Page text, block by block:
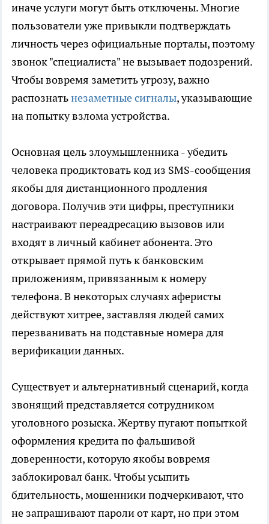
иначе услуги могут быть отключены. Многие
пользователи уже привыкли подтверждать
личность через официальные порталы, поэтому
звонок "специалиста" не вызывает подозрений.
Чтобы вовремя заметить угрозу, важно
распознатьнезаметные сигналы, указывающие
на попытку взлома устройства.
Основная цель злоумышленника - убедить
человека продиктовать код из SMS-сообщения
якобы для дистанционного продления
договора. Получив эти цифры, преступники
настраивают переадресацию вызовов или
входят в личный кабинет абонента. Это
открывает прямой путь к банковским
приложениям, привязанным к номеру
телефона. В некоторых случаях аферисты
действуют хитрее, заставляя людей самих
перезванивать на подставные номера для
верификации данных.
Существует и альтернативный сценарий, когда
звонящий представляется сотрудником
уголовного розыска. Жертву пугают попыткой
оформления кредита по фальшивой
доверенности, которую якобы вовремя
заблокировал банк. Чтобы усыпить
бдительность, мошенники подчеркивают, что
не запрашивают пароли от карт, но при этом